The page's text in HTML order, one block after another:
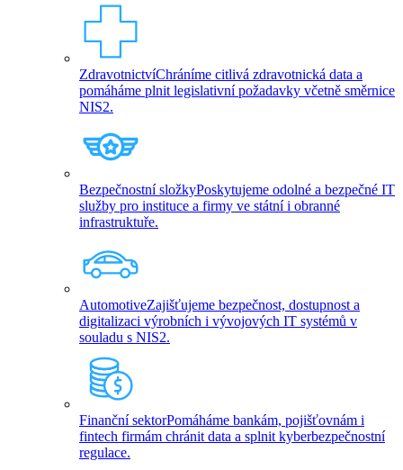
ZdravotnictvíChráníme citlivá zdravotnická data a
pomáháme plnit legislativní požadavky včetně směrnice
NIS2.
Bezpečnostní složkyPoskytujeme odolné a bezpečné IT
služby pro instituce a firmy ve státní i obranné
infrastruktuře.
AutomotiveZajišťujeme bezpečnost, dostupnost a
digitalizaci výrobních i vývojových IT systémů v
souladu s NIS2.
Finanční sektorPomáháme bankám, pojišťovnám i
fintech firmám chránit data a splnit kyberbezpečnostní
regulace.